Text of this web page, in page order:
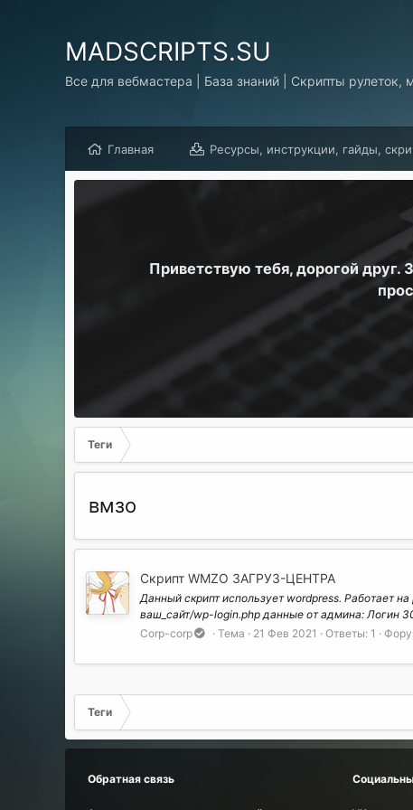
MADSCRIPTS.SU
Все для вебмастера | База знаний | Скрипты рулеток,
Главная Ресурсы, инструкции, гайды,
Приветствую тебя, дорогой
Теги
вмзо
Скрипт WMZO ЗАГРУЗ-ЦЕНТРА
Данный скрипт использует wordpress. Работает
ваш_сайт/wp-login.php данные от админа: Логин
Corp-corp
Тема 21 Фев 2021 Ответы: 1
Теги
Обратная связь